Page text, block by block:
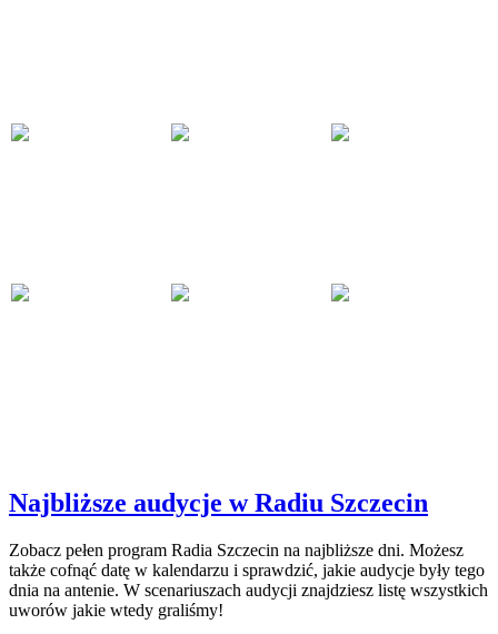
Najbliższe audycje w Radiu Szczecin
Zobacz pełen program Radia Szczecin na najbliższe dni. Możesz
także cofnąć datę w kalendarzu i sprawdzić, jakie audycje były tego
dnia na antenie. W scenariuszach audycji znajdziesz listę wszystkich
uworów jakie wtedy graliśmy!